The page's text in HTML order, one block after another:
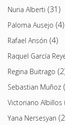
Nuria Alberti (31)
Paloma Ausejo (4)
Rafael Ansón (4)
Raquel García
Regina Buitrago
Sebastian Muñoz
Victoriano Albillos
Yana Nersesyan